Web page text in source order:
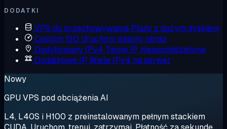
DODATKI
VPS do przechowywania Plany z dużym dyskiem
Custom ISO Uruchom własny obraz
Dedykowany IPv4 Twoje IP, niewspółdzielone
Dodatkowe IP Wiele IPv4 na serwer
Nowy
GPU VPS pod obciążenia AI
L4, L40S i H100 z preinstalowanym pełnym stackiem